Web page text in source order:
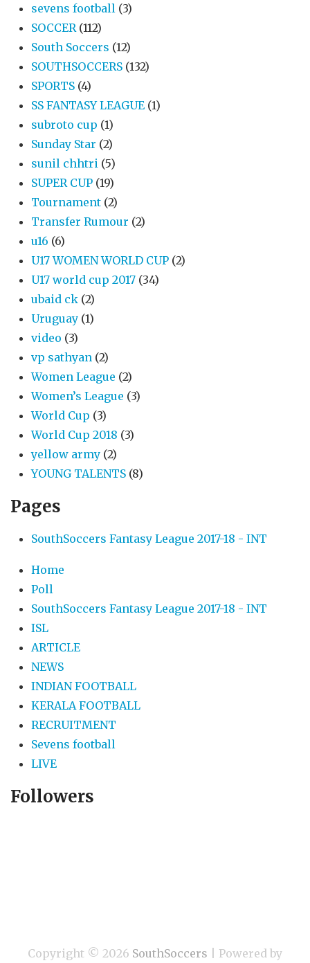
sevens football (3)
SOCCER (112)
South Soccers (12)
SOUTHSOCCERS (132)
SPORTS (4)
SS FANTASY LEAGUE (1)
subroto cup (1)
Sunday Star (2)
sunil chhtri (5)
SUPER CUP (19)
Tournament (2)
Transfer Rumour (2)
u16 (6)
U17 WOMEN WORLD CUP (2)
U17 world cup 2017 (34)
ubaid ck (2)
Uruguay (1)
video (3)
vp sathyan (2)
Women League (2)
Women’s League (3)
World Cup (3)
World Cup 2018 (3)
yellow army (2)
YOUNG TALENTS (8)
Pages
SouthSoccers Fantasy League 2017-18 - INT
Home
Poll
SouthSoccers Fantasy League 2017-18 - INT
ISL
ARTICLE
NEWS
INDIAN FOOTBALL
KERALA FOOTBALL
RECRUITMENT
Sevens football
LIVE
Followers
Copyright © 2026 SouthSoccers | Powered by